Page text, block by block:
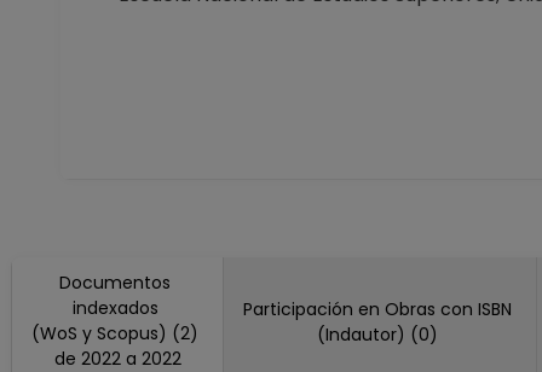
Documentos
indexados
(WoS y Scopus) (2)
de 2022 a 2022
Participación en Obras con ISBN
(Indautor) (0)